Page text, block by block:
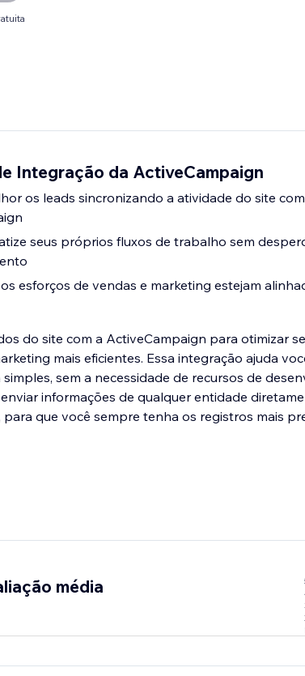
Integração da ActiveCampaign
os leads sincronizando a atividade do site
seus próprios fluxos de trabalho sem
esforços de vendas e marketing estejam
do site com a ActiveCampaign para otimizar
mais eficientes. Essa integração ajuda
sem a necessidade de recursos de
informações de qualquer entidade
que você sempre tenha os registros mais
média